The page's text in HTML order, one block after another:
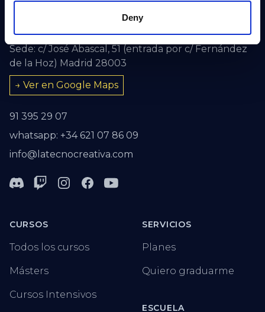
Deny
Sede: c/ José Abascal, 51 (entrada por c/ Fernández
de la Hoz) Madrid 28003
→ Ver en Google Maps
91 395 29 07
whatsapp: +34 621 07 86 09
info@latecnocreativa.com
DiscordTwitchInstagramFacebookYoutube
CURSOS
Todos los cursos
Másters
Cursos Intensivos
SERVICIOS
Planes
Quiero graduarme
ESCUELA